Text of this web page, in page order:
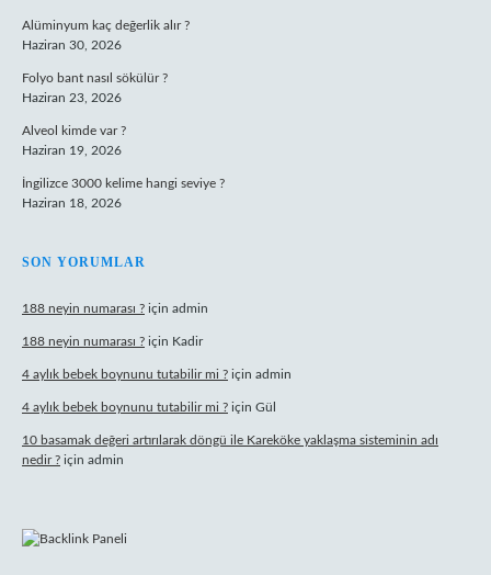
Alüminyum kaç değerlik alır ?
Haziran 30, 2026
Folyo bant nasıl sökülür ?
Haziran 23, 2026
Alveol kimde var ?
Haziran 19, 2026
İngilizce 3000 kelime hangi seviye ?
Haziran 18, 2026
SON YORUMLAR
188 neyin numarası ? için admin
188 neyin numarası ? için Kadir
4 aylık bebek boynunu tutabilir mi ? için admin
4 aylık bebek boynunu tutabilir mi ? için Gül
10 basamak değeri artırılarak döngü ile Kareköke yaklaşma sisteminin adı
nedir ? için admin